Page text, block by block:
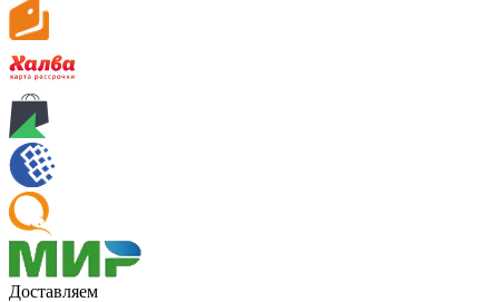
Доставляем